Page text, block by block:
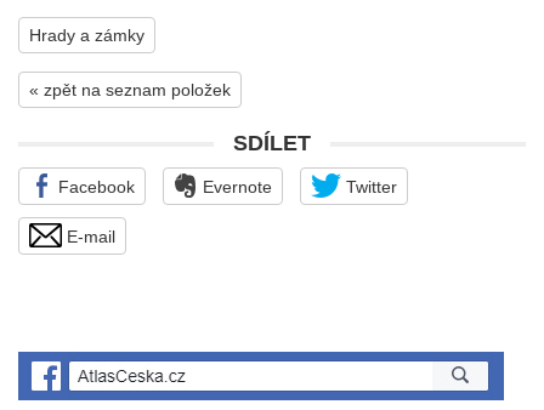
Hrady a zámky
« zpět na seznam položek
SDÍLET
Facebook Evernote Twitter
E-mail